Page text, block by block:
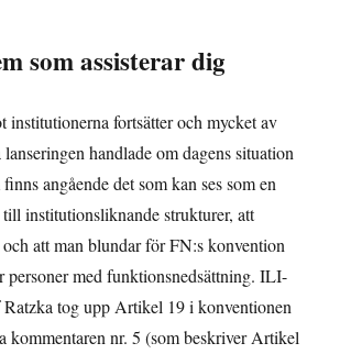
som assisterar dig
institutionerna fortsätter och mycket av
lanseringen handlade om dagens situation
angående det som kan ses som en
till institutionsliknande strukturer, att
att man blundar för FN:s konvention
personer med funktionsnedsättning. ILI-
tog upp Artikel 19 i konventionen
kommentaren nr. 5 (som beskriver Artikel